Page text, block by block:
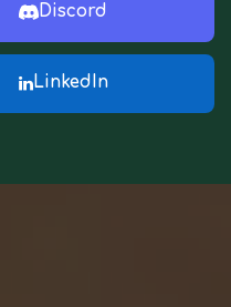
Discord
LinkedIn